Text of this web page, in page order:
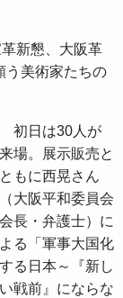
新懇、大阪革
美術家たちの
初日は30人が
来場。展示販売と
ともに西晃さん
（大阪平和委員会
会長・弁護士）に
よる「軍事大国化
する日本～『新し
い戦前』にならな